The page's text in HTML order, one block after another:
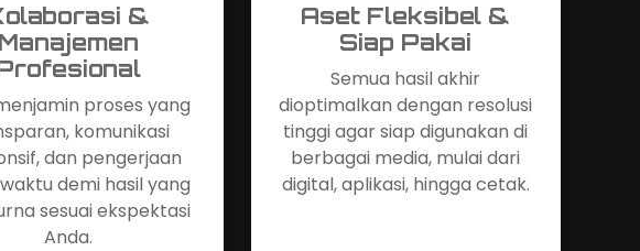
&
Manajemen
proses yang
komunikasi
dan pengerjaan
demi hasil yang
sesuai ekspektasi
Anda.
Aset Fleksibel &
Siap Pakai
Semua hasil akhir
dioptimalkan dengan resolusi
tinggi agar siap digunakan di
berbagai media, mulai dari
digital, aplikasi, hingga cetak.